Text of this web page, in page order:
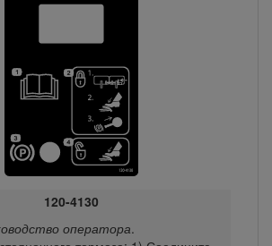
120-4130
оператора.